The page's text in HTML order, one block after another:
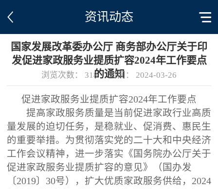
资讯动态
国家发展改革委办公厅 商务部办公厅关于印
发促进家政服务业提质扩容2024年工作要点
的通知
浏览次数： 318 时间： 2024-03-26
促进家政服务业提质扩容2024年工作要点
提高家政服务质量是当前促进家政行业高质
量发展的迫切任务，是稳就业、促消费、惠民生
的重要举措。为贯彻落实党的二十大和中央经济
工作会议精神，进一步落实《国务院办公厅关于
促进家政服务业提质扩容的意见》（国办发
〔2019〕30号），扩大优质家政服务供给，2024